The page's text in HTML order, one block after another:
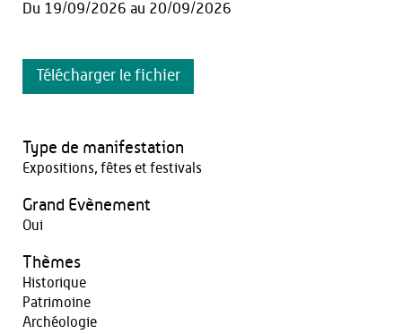
Du 19/09/2026 au 20/09/2026
Télécharger le fichier
Type de manifestation
Expositions, fêtes et festivals
Grand Evènement
Oui
Thèmes
Historique
Patrimoine
Archéologie